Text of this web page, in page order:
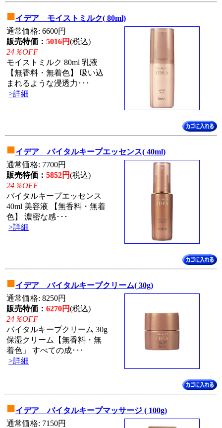
■イデア モイストミルク( 80ml)
通常価格: 6600円
販売特価： 5016円(税込)
24％OFF
モイストミルク 80ml 乳液
【無香料・無着色】 吸い込
まれるような浸透力･･･
>詳細
■イデア バイタルキープエッセンス( 40ml)
通常価格: 7700円
販売特価： 5852円(税込)
24％OFF
バイタルキープエッセンス
40ml 美容液 【無香料・無着
色】 濃密な感･･･
>詳細
■イデア バイタルキープクリーム( 30g)
通常価格: 8250円
販売特価： 6270円(税込)
24％OFF
バイタルキープクリーム 30g
保湿クリーム【無香料・無
着色」 すべての成･･･
>詳細
■イデア バイタルキープマッサージ ( 100g)
通常価格: 7150円